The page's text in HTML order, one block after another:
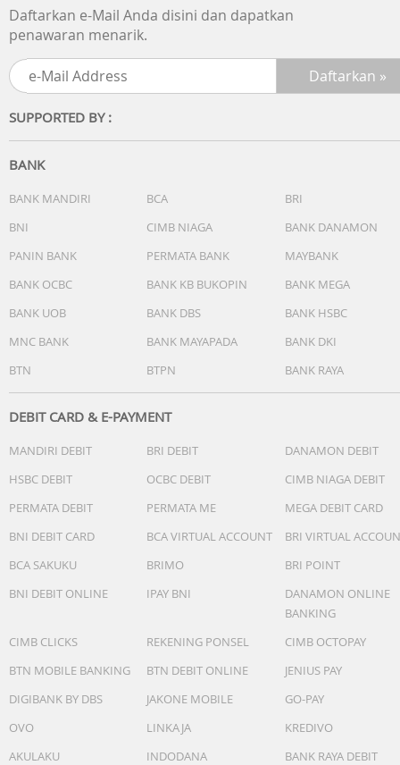
Daftarkan e-Mail Anda disini dan dapatkan
penawaran menarik.
SUPPORTED BY :
BANK
BANK MANDIRI BCA
BRI
BNI
CIMB NIAGA
BANK DANAMON
PANIN BANK
PERMATA BANK
MAYBANK
BANK OCBC
BANK KB BUKOPIN
BANK MEGA
BANK UOB
BANK DBS
BANK HSBC
MNC BANK
BANK MAYAPADA
BANK DKI
BTN
BTPN BANK RAYA
DEBIT CARD & E-PAYMENT
MANDIRI DEBIT BRI DEBIT
DANAMON DEBIT
HSBC DEBIT
OCBC DEBIT
CIMB NIAGA DEBIT
PERMATA DEBIT
PERMATA ME
MEGA DEBIT CARD
BNI DEBIT CARD
BCA VIRTUAL ACCOUNT
BRI VIRTUAL
BCA SAKUKU
BRIMO
BRI POINT
BNI DEBIT ONLINE
IPAY BNI
DANAMON ONLINE
BANKING
CIMB CLICKS
REKENING PONSEL
CIMB OCTOPAY
BTN MOBILE BANKING
BTN DEBIT ONLINE
JENIUS PAY
DIGIBANK BY DBS
JAKONE MOBILE
GO-PAY
OVO
LINKAJA
KREDIVO
AKULAKU
INDODANA BANK RAYA DEBIT